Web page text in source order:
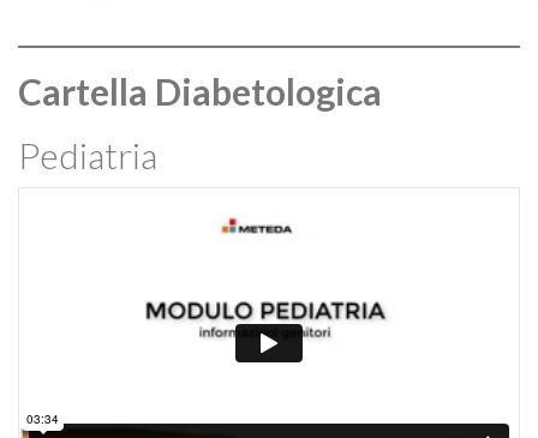
Cartella Diabetologica
Pediatria